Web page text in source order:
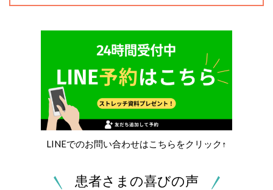
LINEでのお問い合わせはこちらをクリック↑
患者さまの喜びの声